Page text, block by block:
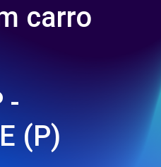
carro
-
(P)